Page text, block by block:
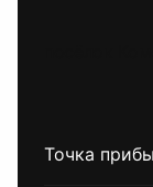
Точка